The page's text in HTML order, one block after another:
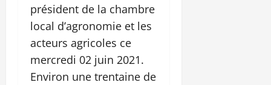
président de la chambre
local d’agronomie et les
acteurs agricoles ce
mercredi 02 juin 2021.
Environ une trentaine de